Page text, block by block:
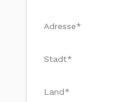
Adresse*
Stadt*
Land*